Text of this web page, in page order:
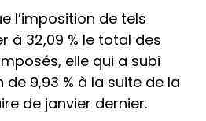
l’imposition de tels
à 32,09 % le total des
elle qui a subi
9,93 % à la suite de la
de janvier dernier.